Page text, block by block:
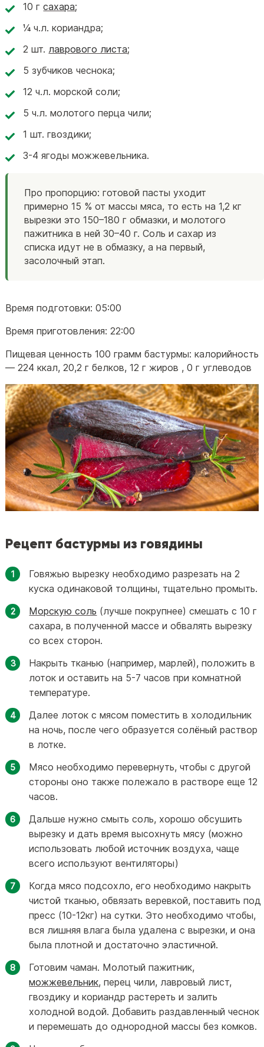
10 гсахара;
¼ ч.л. кориандра;
2 шт. лаврового листа;
5 зубчиков чеснока;
12 ч.л. морской соли;
5 ч.л. молотого перца чили;
1 шт. гвоздики;
3-4 ягоды можжевельника.
Про пропорцию: готовой пасты уходит
примерно 15 % от массы мяса, то есть на 1,2 кг
вырезки это 150–180 г обмазки, и молотого
пажитника в ней 30–40 г. Соль и сахар из
списка идут не в обмазку, а на первый,
засолочный этап.
Время подготовки:05:00
Время приготовления:22:00
Пищевая ценность 100 грамм бастурмы: калорийность
—224 ккал,20,2 г белков,12 г жиров , 0 г углеводов
Рецепт бастурмы из говядины
Говяжью вырезку необходимо разрезать на 2
куска одинаковой толщины, тщательно промыть.
Морскую соль (лучше покрупнее) смешать с 10 г
сахара, в полученной массе и обвалять вырезку
со всех сторон.
Накрыть тканью (например, марлей), положить в
лоток и оставить на 5-7 часов при комнатной
температуре.
Далее лоток с мясом поместить в холодильник
на ночь, после чего образуется солёный раствор
в лотке.
Мясо необходимо перевернуть, чтобы с другой
стороны оно также полежало в растворе еще 12
часов.
Дальше нужно смыть соль, хорошо обсушить
вырезку и дать время высохнуть мясу (можно
использовать любой источник воздуха, чаще
всего используют вентиляторы)
Когда мясо подсохло, его необходимо накрыть
чистой тканью, обвязать веревкой, поставить под
пресс (10-12кг) на сутки. Это необходимо чтобы,
вся лишняя влага была удалена с вырезки, и она
была плотной и достаточно эластичной.
Готовим чаман. Молотый пажитник,
можжевельник, перец чили, лавровый лист,
гвоздику и кориандр растереть и залить
холодной водой. Добавить раздавленный чеснок
и перемешать до однородной массы без комков.